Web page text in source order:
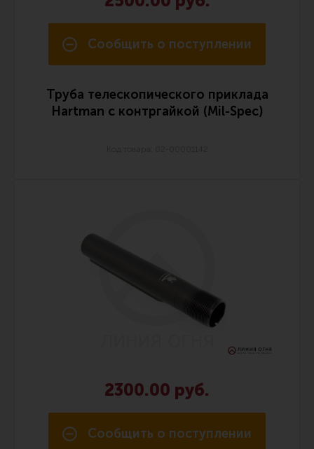
Сообщить о поступлении
Труба телескопического приклада
Hartman с контргайкой (Mil-Spec)
2300.00 руб.
Сообщить о поступлении